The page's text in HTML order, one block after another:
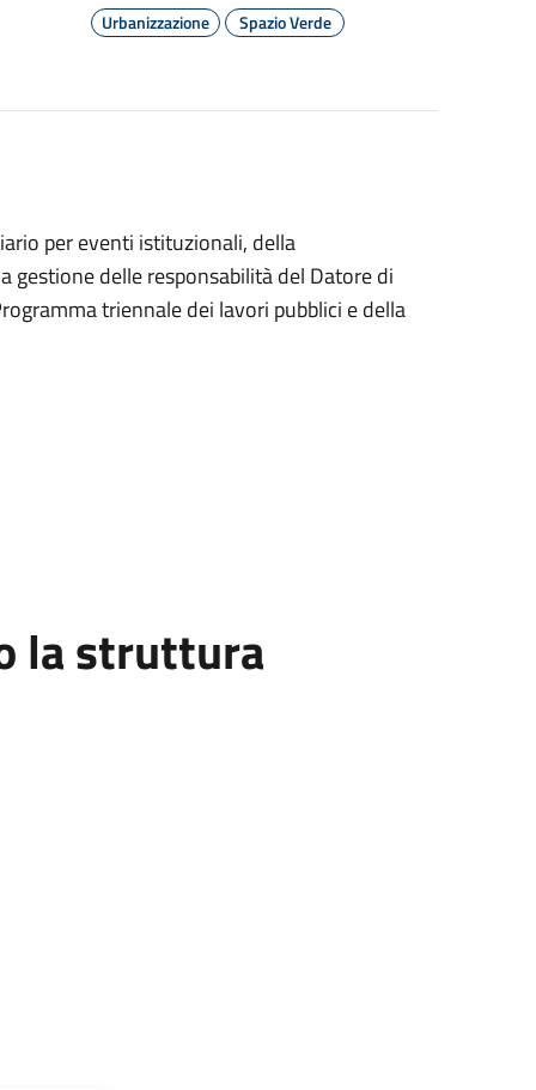
Urbanizzazione
Spazio Verde
per eventi istituzionali, della
delle responsabilità del Datore di
triennale dei lavori pubblici e della
la struttura